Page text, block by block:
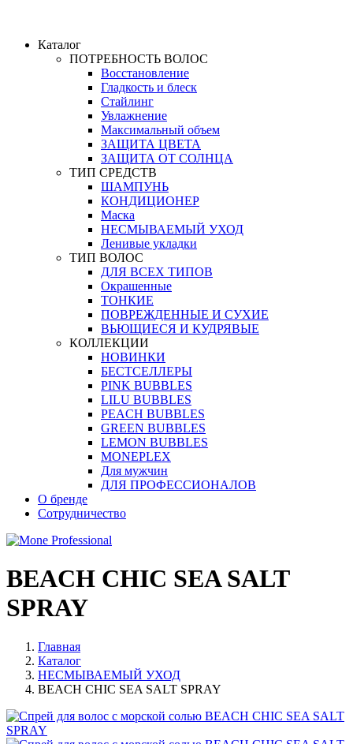
Каталог
ПОТРЕБНОСТЬ ВОЛОС
Восстановление
Гладкость и блеск
Стайлинг
Увлажнение
Максимальный объем
ЗАЩИТА ЦВЕТА
ЗАЩИТА ОТ СОЛНЦА
ТИП СРЕДСТВ
ШАМПУНЬ
КОНДИЦИОНЕР
Маска
НЕСМЫВАЕМЫЙ УХОД
Ленивые укладки
ТИП ВОЛОС
ДЛЯ ВСЕХ ТИПОВ
Окрашенные
ТОНКИЕ
ПОВРЕЖДЕННЫЕ И СУХИЕ
ВЬЮЩИЕСЯ И КУДРЯВЫЕ
КОЛЛЕКЦИИ
НОВИНКИ
БЕСТСЕЛЛЕРЫ
PINK BUBBLES
LILU BUBBLES
PEACH BUBBLES
GREEN BUBBLES
LEMON BUBBLES
MONEPLEX
Для мужчин
ДЛЯ ПРОФЕССИОНАЛОВ
О бренде
Сотрудничество
BEACH CHIC SEA SALT
SPRAY
Главная
Каталог
НЕСМЫВАЕМЫЙ УХОД
BEACH CHIC SEA SALT SPRAY